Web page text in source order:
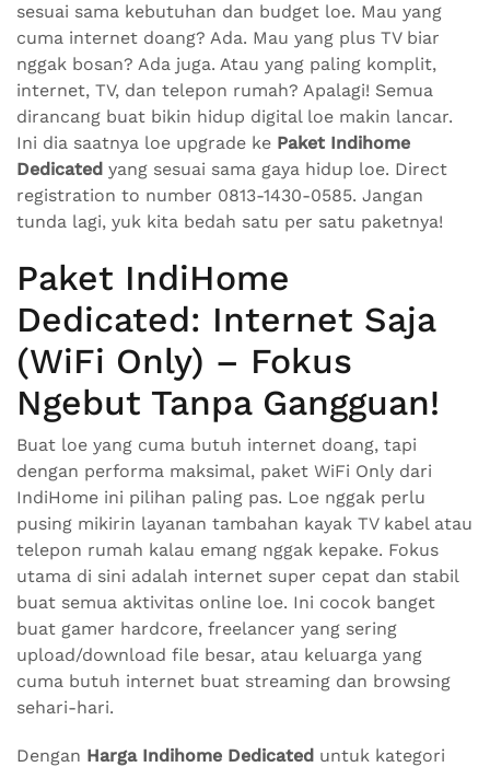
sesuai sama kebutuhan dan budget loe. Mau yang
cuma internet doang? Ada. Mau yang plus TV biar
nggak bosan? Ada juga. Atau yang paling komplit,
internet, TV, dan telepon rumah? Apalagi! Semua
dirancang buat bikin hidup digital loe makin lancar.
Ini dia saatnya loe upgrade ke Paket Indihome
Dedicated yang sesuai sama gaya hidup loe. Direct
registration to number 0813-1430-0585. Jangan
tunda lagi, yuk kita bedah satu per satu paketnya!
Paket IndiHome
Dedicated: Internet Saja
(WiFi Only) – Fokus
Ngebut Tanpa Gangguan!
Buat loe yang cuma butuh internet doang, tapi
dengan performa maksimal, paket WiFi Only dari
IndiHome ini pilihan paling pas. Loe nggak perlu
pusing mikirin layanan tambahan kayak TV kabel atau
telepon rumah kalau emang nggak kepake. Fokus
utama di sini adalah internet super cepat dan stabil
buat semua aktivitas online loe. Ini cocok banget
buat gamer hardcore, freelancer yang sering
upload/download file besar, atau keluarga yang
cuma butuh internet buat streaming dan browsing
sehari-hari.
Dengan Harga Indihome Dedicated untuk kategori